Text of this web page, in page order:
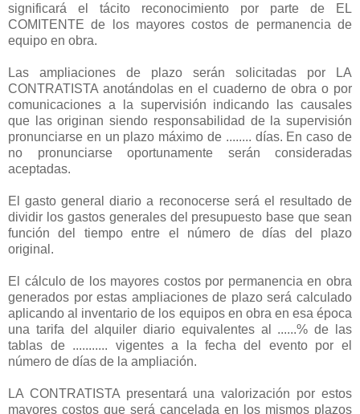
significará el tácito reconocimiento por parte de EL
COMITENTE de los mayores costos de permanencia de
equipo en obra.
Las ampliaciones de plazo serán solicitadas por LA
CONTRATISTA anotándolas en el cuaderno de obra o por
comunicaciones a la supervisión indicando las causales
que las originan siendo responsabilidad de la supervisión
pronunciarse en un plazo máximo de ........ días. En caso de
no pronunciarse oportunamente serán consideradas
aceptadas.
El gasto general diario a reconocerse será el resultado de
dividir los gastos generales del presupuesto base que sean
función del tiempo entre el número de días del plazo
original.
El cálculo de los mayores costos por permanencia en obra
generados por estas ampliaciones de plazo será calculado
aplicando al inventario de los equipos en obra en esa época
una tarifa del alquiler diario equivalentes al ......% de las
tablas de ........... vigentes a la fecha del evento por el
número de días de la ampliación.
LA CONTRATISTA presentará una valorización por estos
mayores costos que será cancelada en los mismos plazos